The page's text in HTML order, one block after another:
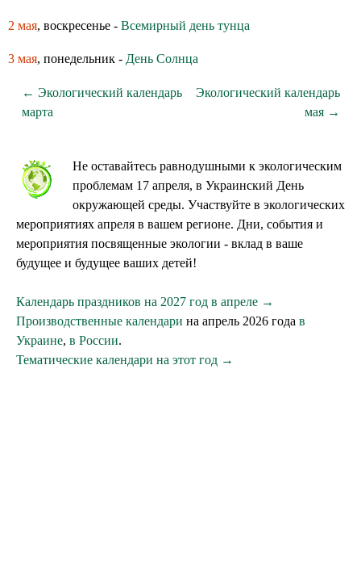
2 мая, воскресенье - Всемирный день тунца
3 мая, понедельник - День Солнца
← Экологический календарь
марта
Экологический календарь
мая →
Не оставайтесь равнодушными к экологическим
проблемам 17 апреля, в Украинский День
окружающей среды. Участвуйте в экологических
мероприятиях апреля в вашем регионе. Дни, события и
мероприятия посвященные экологии - вклад в ваше
будущее и будущее ваших детей!
Календарь праздников на 2027 год в апреле →
Производственные календари на апрель 2026 года в
Украине, в России.
Тематические календари на этот год →